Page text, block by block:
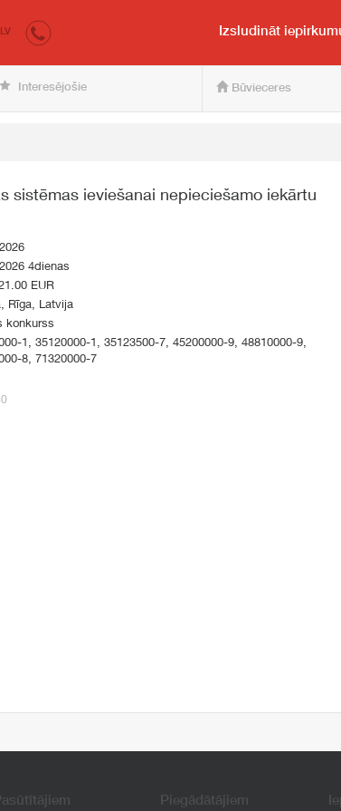
pircējam un
LV Izsludināt
Interesējošie Būvieceres
sistēmas ieviešanai nepieciešamo iekārtu
4dienas
EUR
Rīga, Latvija
konkurss
1, 35120000-1, 35123500-7, 45200000-9, 48810000-9,
8, 71320000-7
Piegādātājiem